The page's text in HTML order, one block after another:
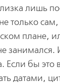
лишь
только
плане,
занимался.
бы это
датами,